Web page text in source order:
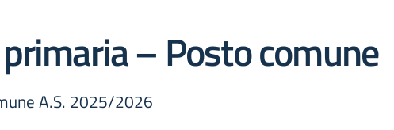
– Posto comune
A.S. 2025/2026